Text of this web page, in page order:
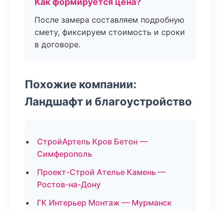
После замера составляем подробную
смету, фиксируем стоимость и сроки
в договоре.
Похожие компании:
Ландшафт и благоустройство
СтройАртель Кров Бетон —
Симферополь
Проект-Строй Ателье Камень —
Ростов-на-Дону
ГК Интерьер Монтаж — Мурманск